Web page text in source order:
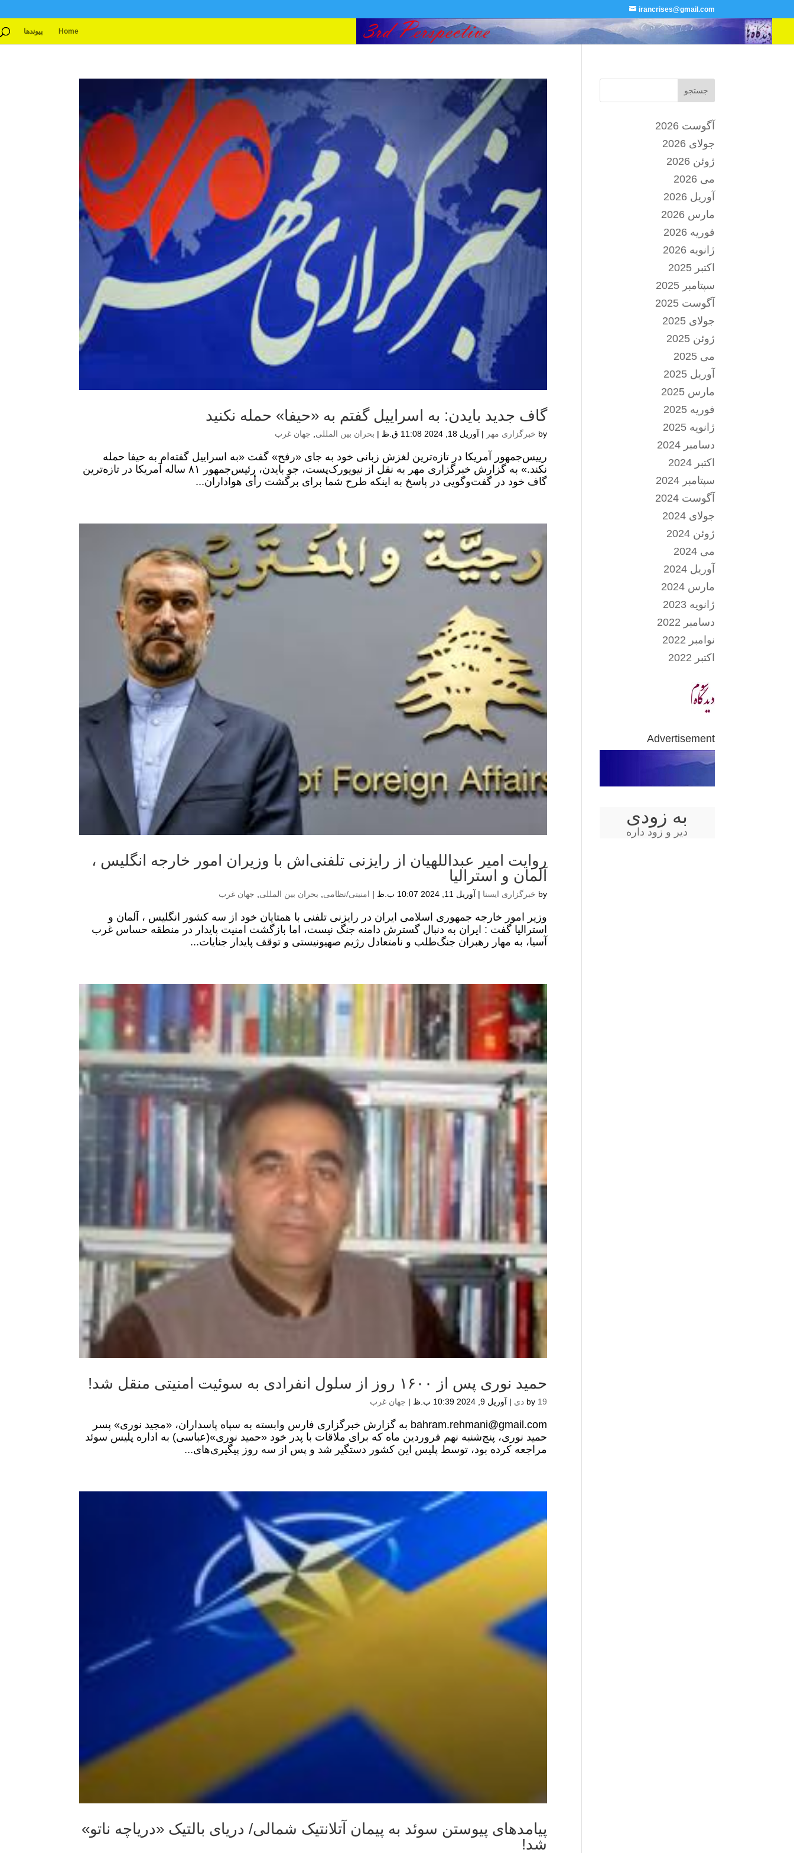
irancrises@gmail.com
Home پیوندها
گاف جدید بایدن: به اسراییل گفتم به «حیفا» حمله نکنید
by خبرگزاری مهر | آوریل 18, 2024 11:08 ق.ظ | بحران بین المللی جهان غرب
رییس‌جمهور آمریکا در تازه‌ترین لغزش زبانی خود به جای «رفح» گفت «به اسراییل گفته‌ام به حیفا حمله
نکند.» به گزارش خبرگزاری مهر به نقل از نیویورک‌پست، جو بایدن، رئیس‌جمهور ۸۱ ساله آمریکا در تازه‌ترین
گاف خود در گفت‌وگویی در پاسخ به اینکه طرح شما برای برگشت رأی هواداران...
روایت امیر عبداللهیان از رایزنی تلفنی‌اش با وزیران امور خارجه انگلیس ،
آلمان و استرالیا
by خبرگزاری ایسنا | آوریل 11, 2024 10:07 ب.ظ | امنیتی/نظامی بحران بین المللی جهان غرب
وزیر امور خارجه جمهوری اسلامی ایران در رایزنی تلفنی با همتایان خود از سه کشور انگلیس ، آلمان و
استرالیا گفت : ایران به دنبال گسترش دامنه جنگ نیست، اما بازگشت امنیت پایدار در منطقه حساس غرب
آسیا، به مهار رهبران جنگ‌طلب و ‌نامتعادل رژیم صهیونیستی و توقف پایدار جنایات...
حمید نوری پس از ۱۶۰۰ روز از سلول انفرادی به سوئیت امنیتی منقل شد!
by 19 دی | آوریل 9, 2024 10:39 ب.ظ | جهان غرب
bahram.rehmani@gmail.com به گزارش خبرگزاری فارس وابسته به سپاه پاسداران، «مجید نوری» پسر
حمید نوری، پنج‌شنبه نهم فروردین ماه که برای ملاقات با پدر خود «حمید نوری»‌(عباسی) به اداره پلیس سوئد
مراجعه کرده بود، توسط پلیس این کشور دستگیر شد و پس از سه روز پیگیری‌های...
پیامدهای پیوستن سوئد به پیمان آتلانتیک شمالی/ دریای بالتیک «دریاچه ناتو»
شد!
جستجو
آگوست 2026
جولای 2026
ژوئن 2026
می 2026
آوریل 2026
مارس 2026
فوریه 2026
ژانویه 2026
اکتبر 2025
سپتامبر 2025
آگوست 2025
جولای 2025
ژوئن 2025
می 2025
آوریل 2025
مارس 2025
فوریه 2025
ژانویه 2025
دسامبر 2024
اکتبر 2024
سپتامبر 2024
آگوست 2024
جولای 2024
ژوئن 2024
می 2024
آوریل 2024
مارس 2024
ژانویه 2023
دسامبر 2022
نوامبر 2022
اکتبر 2022
Advertisement
به زودی
دیر و زود داره